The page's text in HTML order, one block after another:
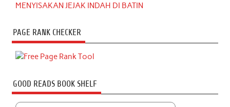
MENYISAKAN JEJAK INDAH DI BATIN
PAGE RANK CHECKER
GOOD READS BOOK SHELF